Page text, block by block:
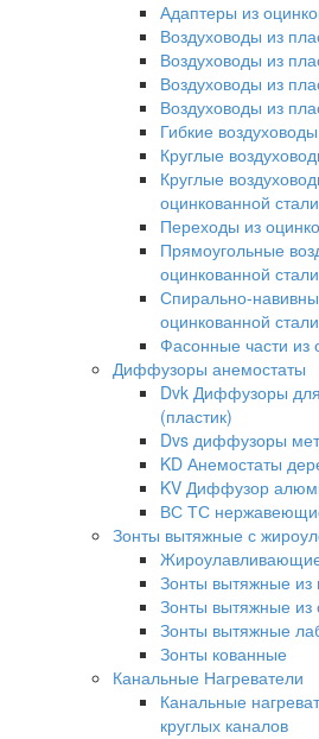
Адаптеры из
Воздуховоды из
Воздуховоды из
Воздуховоды из
Воздуховоды из
Гибкие воздуховоды
Круглые
Круглые
оцинкованной стали
Переходы из
Прямоугольные
оцинкованной стали
Спирально-
оцинкованной стали
Фасонные части из
Диффузоры анемостаты
Dvk Диффузоры
(пластик)
Dvs диффузоры
KD Анемостаты
KV Диффузор
ВС ТС
Зонты вытяжные с
Зонты вытяжные
Зонты вытяжные из
Зонты вытяжные
Зонты кованные
Канальные Нагреватели
Канальные
круглых каналов